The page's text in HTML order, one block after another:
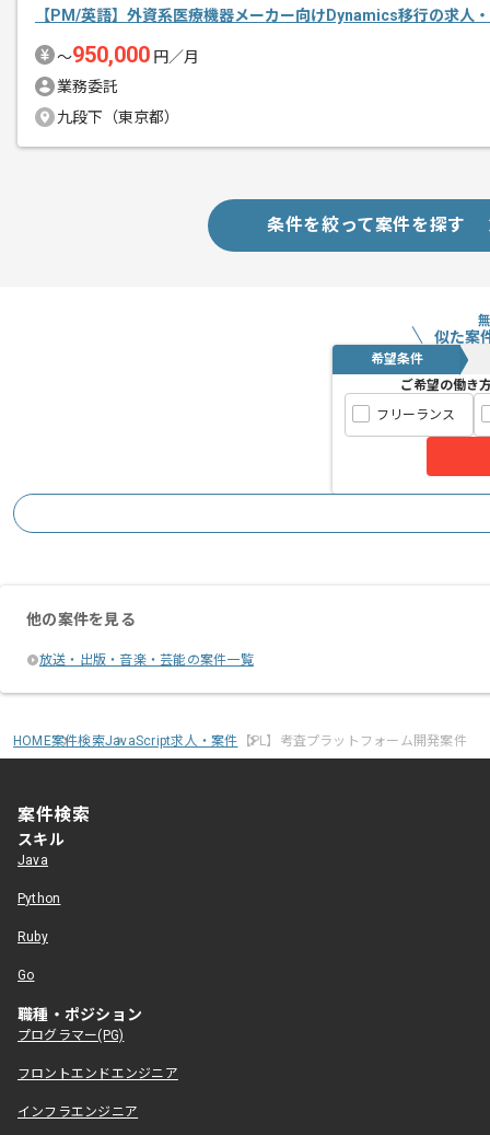
【PM/英語】外資系医療機器メーカー向けDynamics移行の求人
〜950,000 円／月
業務委託
九段下（東京都）
条件を絞って案件を探す
似た案
希望条件
ご希望の働き
フリーランス
他の案件を見る
放送・出版・音楽・芸能の案件一覧
HOME案件検索JavaScript求人・案件 【PL】考査プラットフォーム開発案件
案件検索
スキル
Java
Python
Ruby
Go
職種・ポジション
プログラマー(PG)
フロントエンドエンジニア
インフラエンジニア